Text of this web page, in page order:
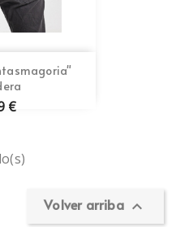
€
Volver arriba 